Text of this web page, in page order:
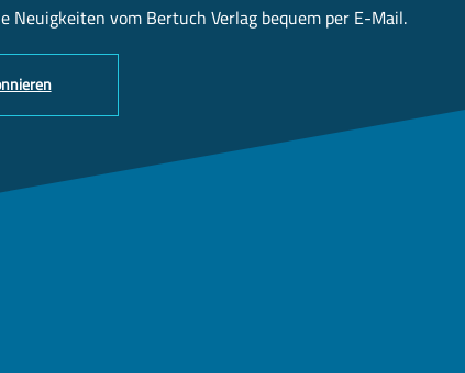
Neuigkeiten vom Bertuch Verlag bequem per E-Mail.